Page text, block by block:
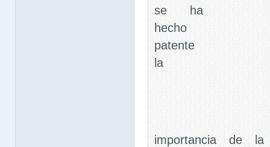
se ha
hecho
patente
la
importancia de